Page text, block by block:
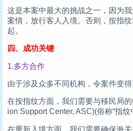
这是本案中最大的挑战之一，因为
案情，放行客人入境。否则，按指
起。
四、成功关键
1.多方合作
由于涉及众多不同机构，令案件变得
在按指纹方面，我们需要与移民局
ion Support Center, ASC)(俗称“指纹
在重新入境方面，我们需要确保海